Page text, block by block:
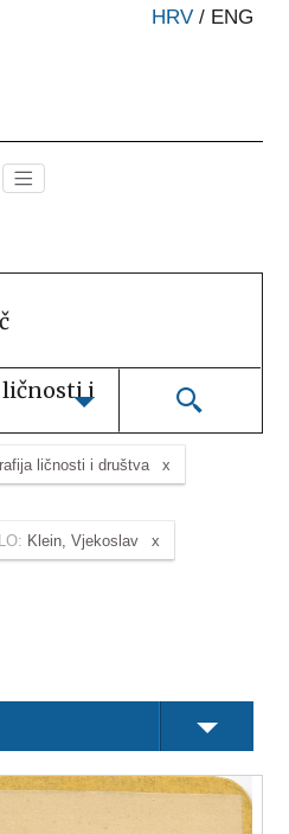
HRV / ENG
i
ličnosti i društva
Klein, Vjekoslav